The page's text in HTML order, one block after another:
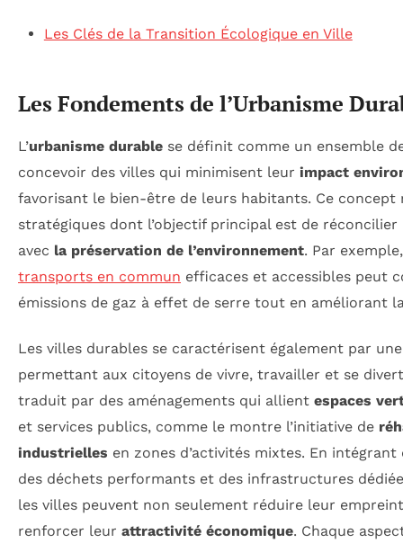
Les Clés de la Transition Écologique en Ville
Les Fondements de l’Urbanisme
L’urbanisme durable se définit comme un ensemble
concevoir des villes qui minimisent leur impact
favorisant le bien-être de leurs habitants. Ce concept
stratégiques dont l’objectif principal est de
avec la préservation de l’environnement. Par
transports en commun efficaces et accessibles peut
émissions de gaz à effet de serre tout en améliorant
Les villes durables se caractérisent également par
permettant aux citoyens de vivre, travailler et se
traduit par des aménagements qui allient espaces
et services publics, comme le montre l’initiative de
industrielles en zones d’activités mixtes. En
des déchets performants et des infrastructures
les villes peuvent non seulement réduire leur
renforcer leur attractivité économique. Chaque